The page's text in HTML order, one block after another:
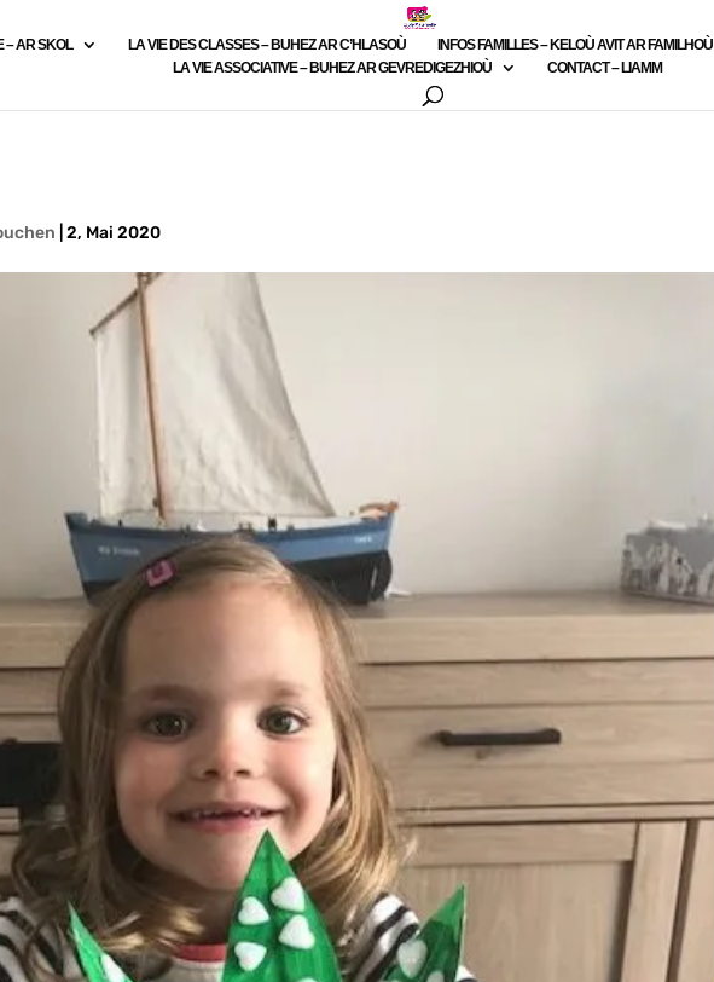
– AR SKOL LA VIE DES CLASSES – BUHEZ AR C’HLASOÙ INFOS FAMILLES – KELOÙ AVIT AR FAMILHOÙ
LA VIE ASSOCIATIVE – BUHEZ AR GEVREDIGEZHIOÙ
CONTACT – LIAMM
|2, Mai 2020